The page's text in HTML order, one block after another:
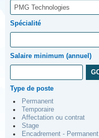
Spécialité
Salaire minimum (annuel)
Type de poste
Permanent
Temporaire
Affectation ou contrat
Stage
Encadrement - Permanent